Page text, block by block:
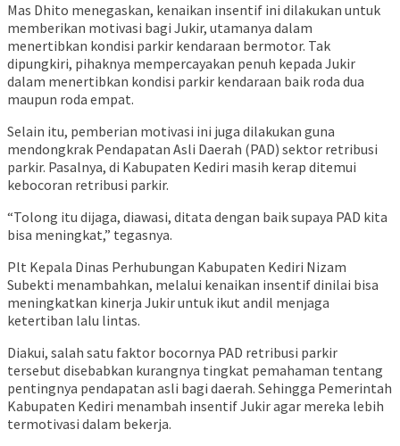
Mas Dhito menegaskan, kenaikan insentif ini dilakukan untuk
memberikan motivasi bagi Jukir, utamanya dalam
menertibkan kondisi parkir kendaraan bermotor. Tak
dipungkiri, pihaknya mempercayakan penuh kepada Jukir
dalam menertibkan kondisi parkir kendaraan baik roda dua
maupun roda empat.
Selain itu, pemberian motivasi ini juga dilakukan guna
mendongkrak Pendapatan Asli Daerah (PAD) sektor retribusi
parkir. Pasalnya, di Kabupaten Kediri masih kerap ditemui
kebocoran retribusi parkir.
“Tolong itu dijaga, diawasi, ditata dengan baik supaya PAD kita
bisa meningkat,” tegasnya.
Plt Kepala Dinas Perhubungan Kabupaten Kediri Nizam
Subekti menambahkan, melalui kenaikan insentif dinilai bisa
meningkatkan kinerja Jukir untuk ikut andil menjaga
ketertiban lalu lintas.
Diakui, salah satu faktor bocornya PAD retribusi parkir
tersebut disebabkan kurangnya tingkat pemahaman tentang
pentingnya pendapatan asli bagi daerah. Sehingga Pemerintah
Kabupaten Kediri menambah insentif Jukir agar mereka lebih
termotivasi dalam bekerja.